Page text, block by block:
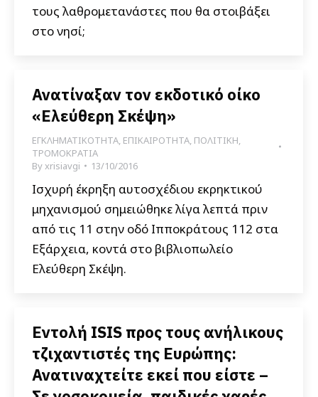
τους λαθρομετανάστες που θα στοιβάξει
στο νησί;
Ανατίναξαν τον εκδοτικό οίκο
«Ελεύθερη Σκέψη»
ΕΓΚΛΗΜΑΤΙΚΟΤΗΤΑ, ΕΠΙΚΑΙΡΟΤΗΤΑ, ΠΟΛΙΤΙΚΗ,
ΤΡΟΜΟΚΡΑΤΙΑ
Byxrisiavgi 13/10/2016
Ισχυρή έκρηξη αυτοσχέδιου εκρηκτικού
μηχανισμού σημειώθηκε λίγα λεπτά πριν
από τις 11 στην οδό Ιπποκράτους 112 στα
Εξάρχεια, κοντά στο βιβλιοπωλείο
Ελεύθερη Σκέψη.
Εντολή ISIS προς τους ανήλικους
τζιχαντιστές της Ευρώπης:
Ανατιναχτείτε εκεί που είστε –